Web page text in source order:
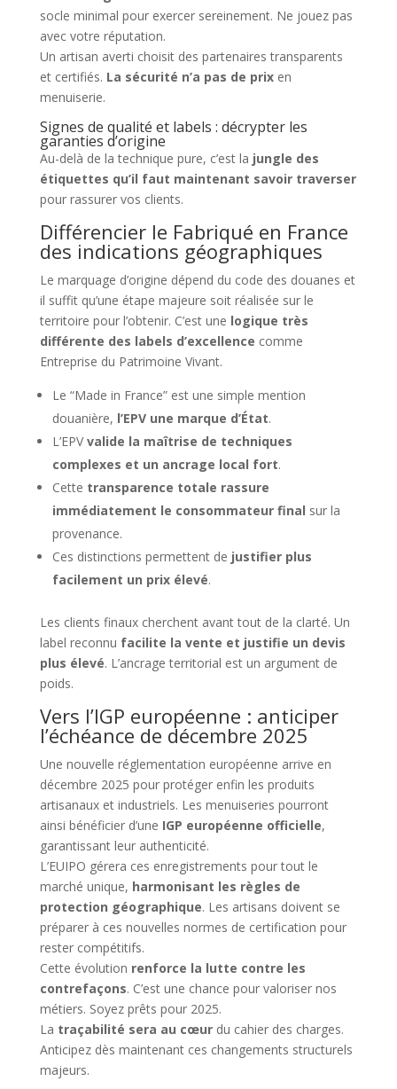
socle minimal pour exercer sereinement. Ne jouez pas
avec votre réputation.
Un artisan averti choisit des partenaires transparents
et certifiés. La sécurité n’a pas de prixen
menuiserie.
Signes de qualité et labels : décrypter les
garanties d’origine
Au-delà de la technique pure, c’est la jungle des
étiquettes qu’il faut maintenant savoir traverser
pour rassurer vos clients.
Différencier le Fabriqué en France
des indications géographiques
Le marquage d’origine dépend du code des douanes et
il suffit qu’une étape majeure soit réalisée sur le
territoire pour l’obtenir. C’est une logique très
différente des labels d’excellence comme
Entreprise du Patrimoine Vivant.
Le “Made in France” est une simple mention
douanière, l’EPV une marque d’État.
L’EPVvalide la maîtrise de techniques
complexes et un ancrage local fort.
Cette transparence totale rassure
immédiatement le consommateur final sur la
provenance.
Ces distinctions permettent de justifier plus
facilement un prix élevé.
Les clients finaux cherchent avant tout de la clarté. Un
label reconnu facilite la vente et justifie un devis
plus élevé. L’ancrage territorial est un argument de
poids.
Vers l’IGP européenne : anticiper
l’échéance de décembre 2025
Une nouvelle réglementation européenne arrive en
décembre 2025 pour protéger enfin les produits
artisanaux et industriels. Les menuiseries pourront
ainsi bénéficier d’une IGP européenne officielle,
garantissant leur authenticité.
L’EUIPO gérera ces enregistrements pour tout le
marché unique, harmonisant les règles de
protection géographique. Les artisans doivent se
préparer à ces nouvelles normes de certification pour
rester compétitifs.
Cette évolution renforce la lutte contre les
contrefaçons. C’est une chance pour valoriser nos
métiers. Soyez prêts pour 2025.
La traçabilité sera au cœurdu cahier des charges.
Anticipez dès maintenant ces changements structurels
majeurs.